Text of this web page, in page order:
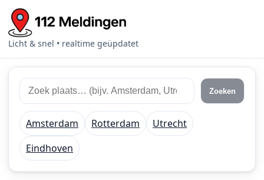
Licht & snel • realtime geüpdatet
Zoek
112
meldingen
Zoek
plaats
of
regio
Zoeken
Amsterdam Rotterdam
Utrecht
Eindhoven